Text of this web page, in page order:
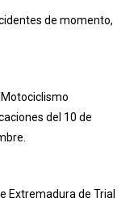
de momento,
del 10 de
Extremadura de Trial